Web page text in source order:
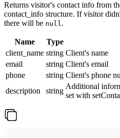
Returns visitor's contact info from
contact_info structure. If visitor
there will be null.
Name Type
client_name string Client's name
email
string Client's email
phone
string Client's phone
description
string
Additional
set with